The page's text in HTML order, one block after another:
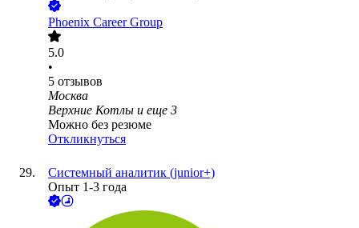
Phoenix Career Group
5.0
•
5 отзывов
Москва
Верхние Котлы и еще 3
Можно без резюме
Откликнуться
Системный аналитик (junior+)
Опыт 1-3 года